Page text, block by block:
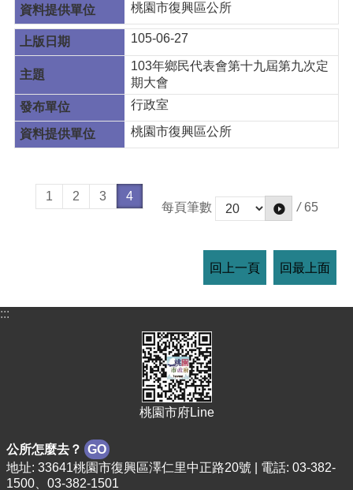
桃園市復興區公所
105-06-27
103年鄉民代表會第十九屆第九次定
期大會
行政室
桃園市復興區公所
1 2 3
4
每頁筆數
/ 65
回上一頁 回最上面
:::
桃園市府Line
公所怎麼去？ GO
地址: 33641桃園市復興區澤仁里中正路20號 | 電話: 03-382-
1500、03-382-1501